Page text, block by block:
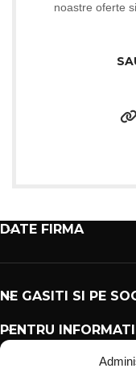
noastre oferte
DATE FIRMA
NE GASITI SI PE
PENTRU